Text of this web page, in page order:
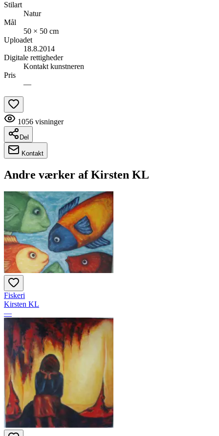
Stilart
Natur
Mål
50 × 50 cm
Uploadet
18.8.2014
Digitale rettigheder
Kontakt kunstneren
Pris
—
1056 visninger
Del
Kontakt
Andre værker afKirsten KL
Fiskeri
Kirsten KL
—